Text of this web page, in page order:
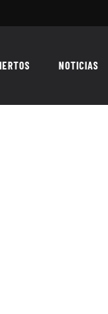
NOTICIAS